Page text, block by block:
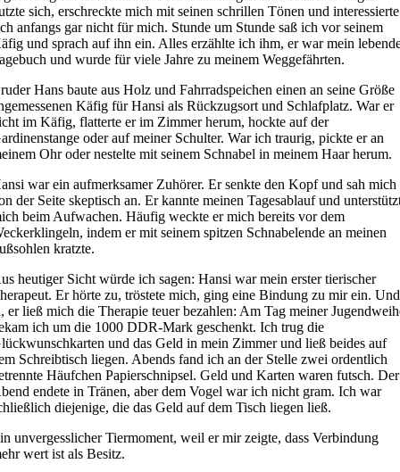
sich, erschreckte mich mit seinen schrillen Tönen und interessierte
anfangs gar nicht für mich. Stunde um Stunde saß ich vor seinem
und sprach auf ihn ein. Alles erzählte ich ihm, er war mein
und wurde für viele Jahre zu meinem Weggefährten.
Hans baute aus Holz und Fahrradspeichen einen an seine Größe
Käfig für Hansi als Rückzugsort und Schlafplatz. War er
im Käfig, flatterte er im Zimmer herum, hockte auf der
oder auf meiner Schulter. War ich traurig, pickte er an
Ohr oder nestelte mit seinem Schnabel in meinem Haar herum.
war ein aufmerksamer Zuhörer. Er senkte den Kopf und sah mich
der Seite skeptisch an. Er kannte meinen Tagesablauf und
beim Aufwachen. Häufig weckte er mich bereits vor dem
indem er mit seinem spitzen Schnabelende an meinen
kratzte.
heutiger Sicht würde ich sagen: Hansi war mein erster tierischer
Er hörte zu, tröstete mich, ging eine Bindung zu mir ein. Und
er ließ mich die Therapie teuer bezahlen: Am Tag meiner
ich um die 1000 DDR-Mark geschenkt. Ich trug die
und das Geld in mein Zimmer und ließ beides auf
Schreibtisch liegen. Abends fand ich an der Stelle zwei ordentlich
Häufchen Papierschnipsel. Geld und Karten waren futsch. Der
endete in Tränen, aber dem Vogel war ich nicht gram. Ich war
diejenige, die das Geld auf dem Tisch liegen ließ.
unvergesslicher Tiermoment, weil er mir zeigte, dass Verbindung
wert ist als Besitz.